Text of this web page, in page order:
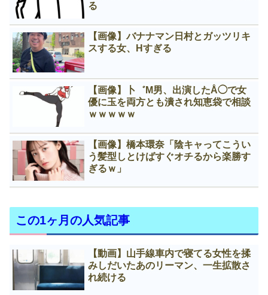
る
【画像】バナナマン日村とガッツリキ
スする女、Нすぎる
【画像】卜゛M男、出演したÅ◯で女
優に玉を両方とも潰され知恵袋で相談
ｗｗｗｗｗ
【画像】橋本環奈「陰キャってこうい
う髪型しとけばすぐオチるから楽勝す
ぎるｗ」
この1ヶ月の人気記事
【動画】山手線車内で寝てる女性を揉
みしだいたあのリーマン、一生拡散さ
れ続ける